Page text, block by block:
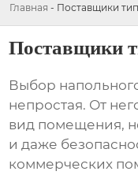
Главная - Поставщики
Поставщики
Выбор
непростая. От
вид помещения,
и даже
коммерческих